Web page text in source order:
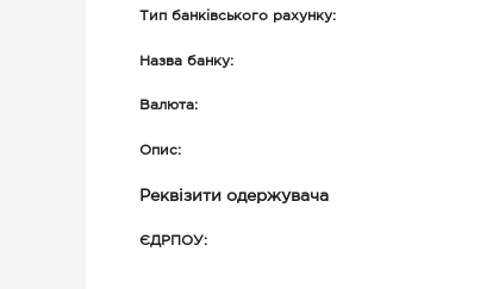
Тип банківського рахунку:
Назва банку:
Валюта:
Опис:
Реквізити одержувача
ЄДРПОУ: